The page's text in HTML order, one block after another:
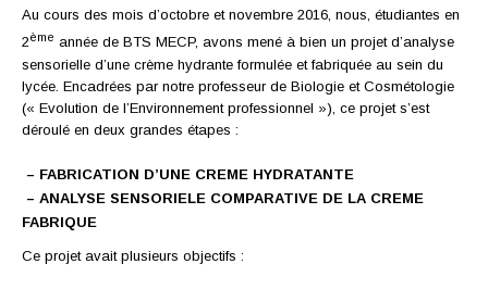
Au cours des mois d’octobre et novembre 2016, nous, étudiantes en
2ème année de BTS MECP, avons mené à bien un projet d’analyse
sensorielle d’une crème hydrante formulée et fabriquée au sein du
lycée. Encadrées par notre professeur de Biologie et Cosmétologie
(« Evolution de l’Environnement professionnel »), ce projet s’est
déroulé en deux grandes étapes :
– FABRICATION D’UNE CREME HYDRATANTE
– ANALYSE SENSORIELE COMPARATIVE DE LA CREME
FABRIQUE
Ce projet avait plusieurs objectifs :